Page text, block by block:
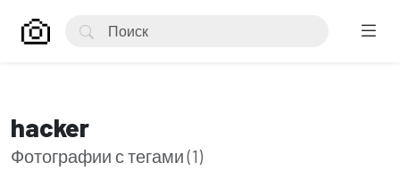
hacker
Фотографии с тегами (1)